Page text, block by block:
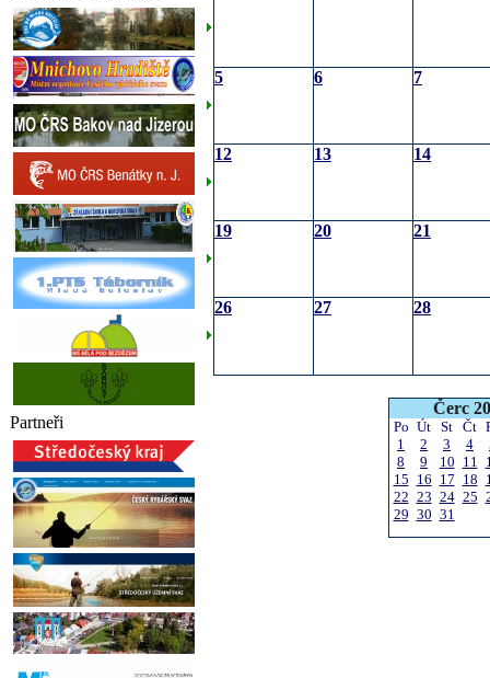
Partneři
5 6 7
12 13 14
19 20 21
26 27 28
Čerc
Po Út St Čt
1
2 3 4
8
9 10 11
15 16 17 18
22 23 24 25
29 30 31